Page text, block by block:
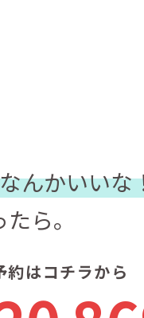
なんかいいな
ら。
約はコチラから